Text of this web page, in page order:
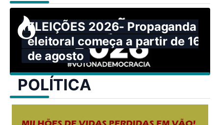
ELEIÇÕES 2026- Propaganda
eleitoral começa a partir de 16
de agosto
POLÍTICA